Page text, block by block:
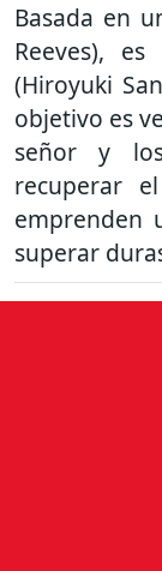
Basada en
Reeves),
(Hiroyuki
objetivo es
señor y
recuperar
emprenden
superar